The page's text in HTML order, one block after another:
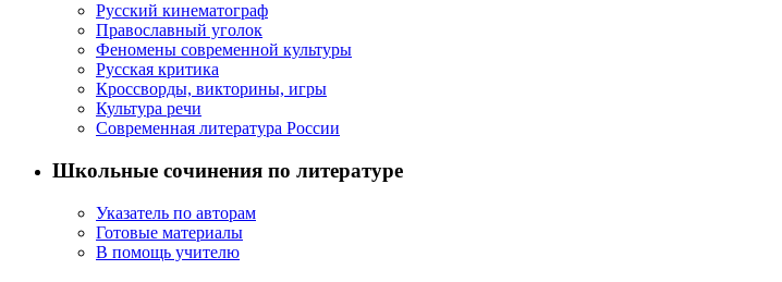
Русский кинематограф
Православный уголок
Феномены современной культуры
Русская критика
Кроссворды, викторины, игры
Культура речи
Современная литература России
Школьные сочинения по литературе
Указатель по авторам
Готовые материалы
В помощь учителю